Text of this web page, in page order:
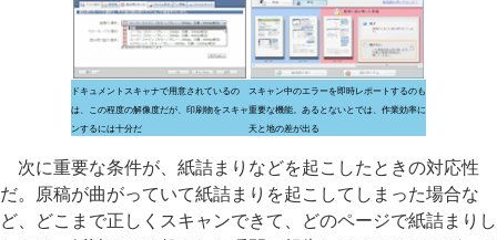
ドキュメントスキャナで用意されているの
は、この程度の解像度だが、印刷物をスキャ
ンするには十分だ
スキャン中のエラーを即時レポートするのも
重要な機能。あるとないとでは、作業効率に
天と地の差が出る
次に重要な条件が、紙詰まりなどを起こしたときの対応性
だ。原稿が曲がっていて紙詰まりを起こしてしまった場合な
ど、どこまで正しくスキャンできて、どのページで紙詰まりし